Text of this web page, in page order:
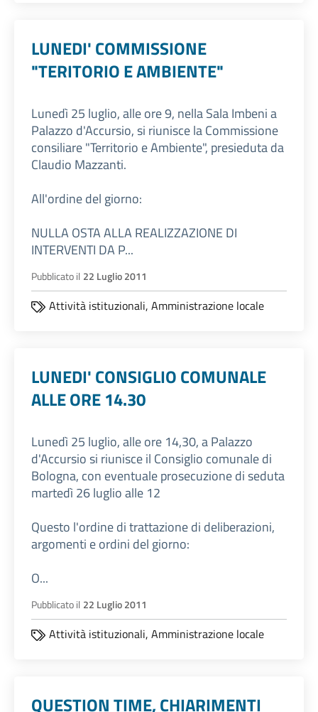
LUNEDI' COMMISSIONE
"TERITORIO E AMBIENTE"
Lunedì 25 luglio, alle ore 9, nella Sala Imbeni a
Palazzo d'Accursio, si riunisce la Commissione
consiliare "Territorio e Ambiente", presieduta da
Claudio Mazzanti.
All'ordine del giorno:
NULLA OSTA ALLA REALIZZAZIONE DI
INTERVENTI DA P...
Pubblicato il 22 Luglio 2011
Attività istituzionali, Amministrazione locale
LUNEDI' CONSIGLIO COMUNALE
ALLE ORE 14.30
Lunedì 25 luglio, alle ore 14,30, a Palazzo
d'Accursio si riunisce il Consiglio comunale di
Bologna, con eventuale prosecuzione di seduta
martedì 26 luglio alle 12
Questo l'ordine di trattazione di deliberazioni,
argomenti e ordini del giorno:
O...
Pubblicato il 22 Luglio 2011
Attività istituzionali, Amministrazione locale
QUESTION TIME, CHIARIMENTI